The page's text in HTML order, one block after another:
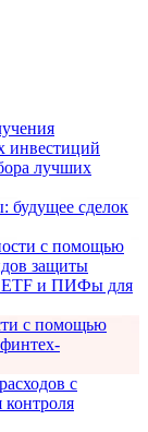
инвестиций
лучших
будущее сделок
с помощью
защиты
ETF и ПИФы для
с помощью
с